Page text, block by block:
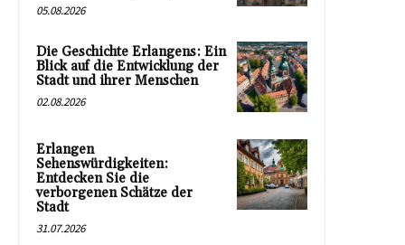
05.08.2026
Die Geschichte Erlangens: Ein
Blick auf die Entwicklung der
Stadt und ihrer Menschen
02.08.2026
Erlangen
Sehenswürdigkeiten:
Entdecken Sie die
verborgenen Schätze der
Stadt
31.07.2026